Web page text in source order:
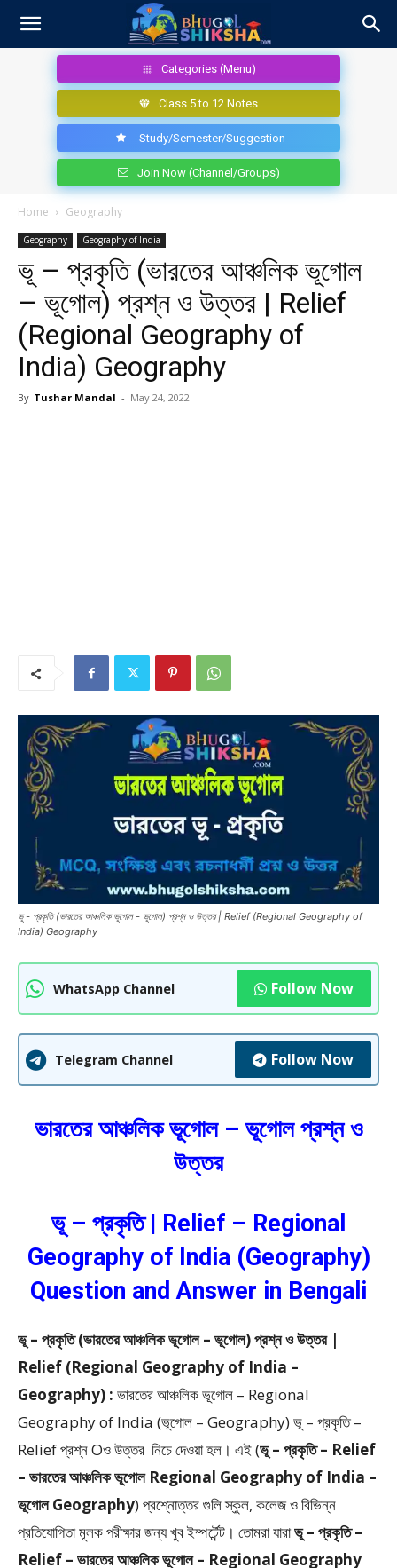
Categories (Menu)
Class 5 to 12 Notes
Study/Semester/Suggestion
Join Now (Channel/Groups)
Home Geography
Geography Geography of India
ভূ – প্রকৃতি (ভারতের আঞ্চলিক ভূগোল
– ভূগোল) প্রশ্ন ও উত্তর | Relief
(Regional Geography of
India) Geography
By Tushar Mandal - May 24, 2022
ভূ - প্রকৃতি (ভারতের আঞ্চলিক ভূগোল - ভূগোল) প্রশ্ন ও উত্তর | Relief (Regional Geography of
India) Geography
WhatsApp Channel Follow Now
Telegram Channel Follow Now
ভারতের আঞ্চলিক ভূগোল – ভূগোল প্রশ্ন ও
উত্তর
ভূ – প্রকৃতি | Relief – Regional
Geography of India (Geography)
Question and Answer in Bengali
ভূ – প্রকৃতি (ভারতের আঞ্চলিক ভূগোল – ভূগোল) প্রশ্ন ও উত্তর |
Relief (Regional Geography of India –
Geography) : ভারতের আঞ্চলিক ভূগোল – Regional
Geography of India (ভূগোল – Geography) ভূ – প্রকৃতি –
Relief প্রশ্ন Oও উত্তর নিচে দেওয়া হল। এই (ভূ – প্রকৃতি – Relief
– ভারতের আঞ্চলিক ভূগোল Regional Geography of India –
ভূগোল Geography) প্রশ্নোত্তর গুলি স্কুল, কলেজ ও বিভিন্ন
প্রতিযোগিতা মূলক পরীক্ষার জন্য খুব ইম্পর্টেন্ট। তোমরা যারাভূ – প্রকৃতি –
Relief – ভারতের আঞ্চলিক ভূগোল – Regional Geography